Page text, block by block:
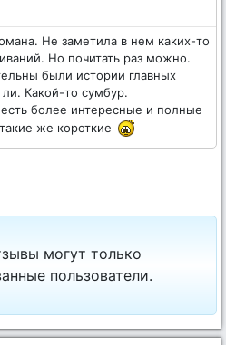
Не заметила в нем каких-то
Но почитать раз можно.
были истории главных
Какой-то сумбур.
более интересные и полные
же короткие
могут только
пользователи.